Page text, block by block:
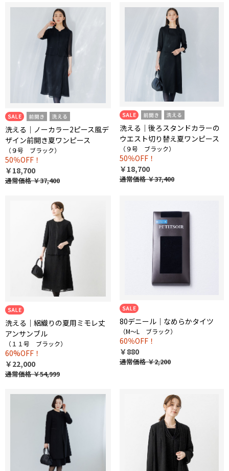
洗える｜ノーカラー2ピース風デ
ザイン前開き夏ワンピース
（９号 ブラック）
50％OFF！
￥18,700
通常価格￥37,400
洗える｜後ろスタンドカラーの
ウエスト切り替え夏ワンピース
（９号 ブラック）
50％OFF！
￥18,700
通常価格￥37,400
洗える｜絽織りの夏用ミモレ丈
アンサンブル
（１１号 ブラック）
60%OFF！
￥22,000
通常価格￥54,999
80デニール｜なめらかタイツ
（M～L ブラック）
60％OFF！
￥880
通常価格￥2,200